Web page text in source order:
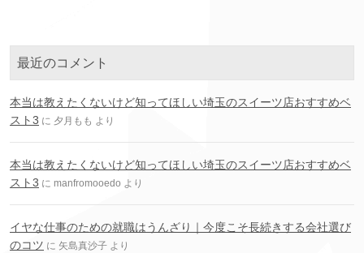
最近のコメント
本当は教えたくないけど知ってほしい埼玉のスイーツ店おすすめベ
スト3 に 夕月もも より
本当は教えたくないけど知ってほしい埼玉のスイーツ店おすすめベ
スト3 に manfromooedo より
イヤな仕事のための就職はうんざり｜今度こそ長続きする会社選び
のコツ に 矢島真沙子 より